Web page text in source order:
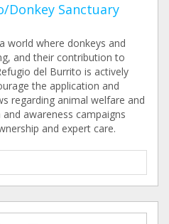
Donkey Sanctuary
world where donkeys and
and their contribution to
del Burrito is actively
the application and
regarding animal welfare and
awareness campaigns
and expert care.